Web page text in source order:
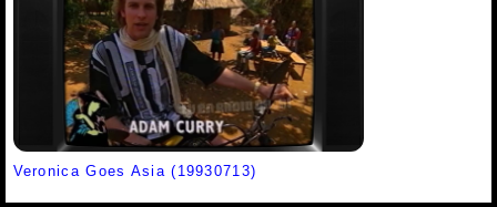
Veronica Goes Asia (19930713)